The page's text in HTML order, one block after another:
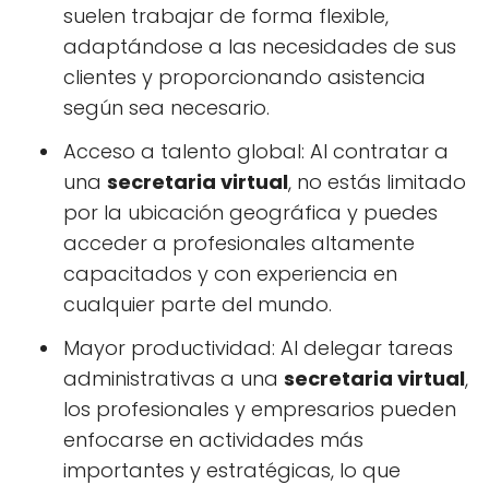
suelen trabajar de forma flexible,
adaptándose a las necesidades de sus
clientes y proporcionando asistencia
según sea necesario.
Acceso a talento global: Al contratar a
una secretaria virtual, no estás limitado
por la ubicación geográfica y puedes
acceder a profesionales altamente
capacitados y con experiencia en
cualquier parte del mundo.
Mayor productividad: Al delegar tareas
administrativas a una secretaria virtual,
los profesionales y empresarios pueden
enfocarse en actividades más
importantes y estratégicas, lo que